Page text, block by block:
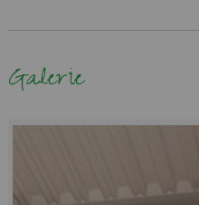
Galerie